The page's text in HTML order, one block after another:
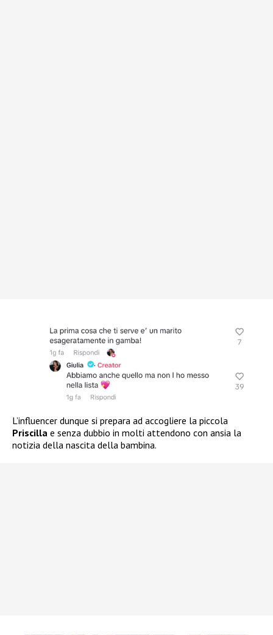
L’influencer dunque si prepara ad accogliere la piccola
Priscilla e senza dubbio in molti attendono con ansia la
notizia della nascita della bambina.